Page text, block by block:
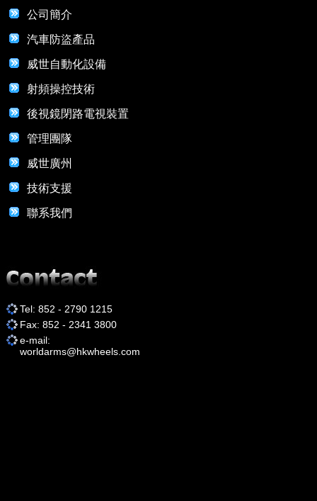
公司簡介
汽車防盜產品
威世自動化設備
射頻操控技術
後視鏡閉路電視裝置
管理團隊
威世廣州
技術支援
聯系我們
Tel: 852 - 2790 1215
Fax: 852 - 2341 3800
e-mail:
worldarms@hkwheels.com